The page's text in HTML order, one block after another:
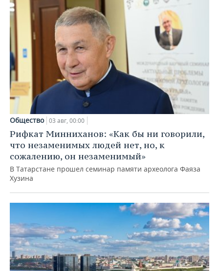
Общество 03 авг, 00:00
Рифкат Минниханов: «Как бы ни говорили,
что незаменимых людей нет, но, к
сожалению, он незаменимый»
В Татарстане прошел семинар памяти археолога Фаяза
Хузина